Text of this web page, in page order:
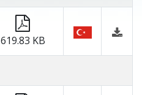
619.83 KB